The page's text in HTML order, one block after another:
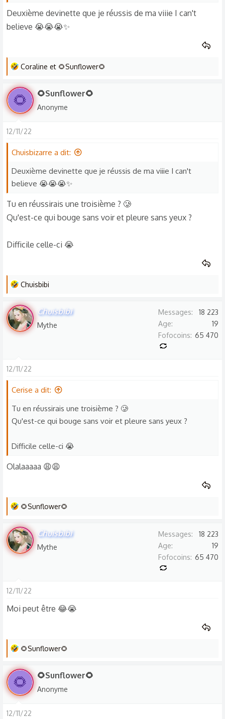
Deuxième devinette que je réussis de ma viiie I can't
believe 😭😭😭✨
L
s
r
é
c
o
n
:
Coraline et 🌻Sunflower🌻
🌻 🌻Sunflower🌻
Anonyme
12/11/22
Chuisbizarre a dit:
Deuxième devinette que je réussis de ma viiie I can't
believe 😭😭😭✨
Tu en réussirais une troisième ? 🥲
Qu'est-ce qui bouge sans voir et pleure sans yeux ?
Difficile celle-ci 😭
L
s
r
é
t
o
s
:
Chuisbibi
Chuisbibi
Mythe
Messages
18 223
Age
19
Fofocoins 65 470
12/11/22
Cerise a dit:
Tu en réussirais une troisième ? 🥲
Qu'est-ce qui bouge sans voir et pleure sans yeux ?
Difficile celle-ci 😭
Olalaaaaa 😩😩
L
s
r
é
t
o
🌻Sunflower🌻
Chuisbibi
Mythe
Messages
18 223
Age
19
Fofocoins 65 470
12/11/22
Moi peut être 😂😭
L
s
r
é
c
🌻Sunflower🌻
🌻 🌻Sunflower🌻
Anonyme
12/11/22